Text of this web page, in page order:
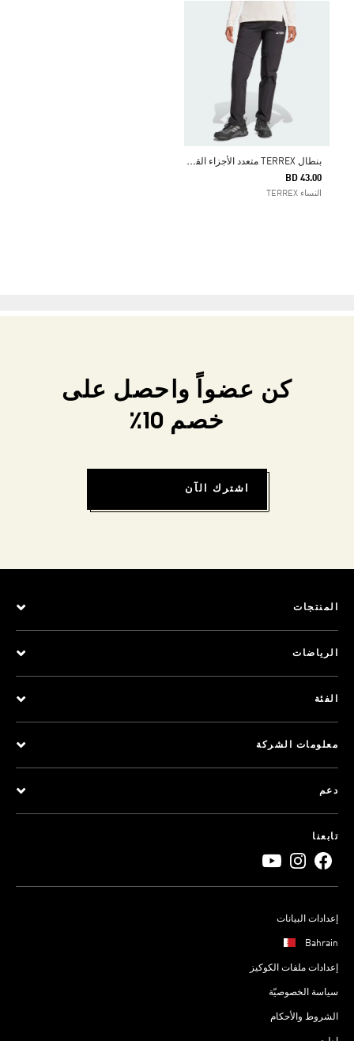
ب
نطال TERREX متعدد الأجزاء القابلة للفصل
BD 43.00
النساء TERREX
كن عضواً واحصل على
خصم 10٪
اشترك الآن
المنتجات
الرياضات
الفئة
معلومات الشركة
دعم
تابعنا
إعدادات البيانات
Bahrain
إعدادات ملفات الكوكيز
سياسة الخصوصيّة
الشروط والأحكام